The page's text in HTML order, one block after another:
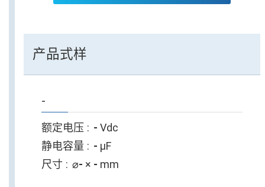
产品式样
-
额定电压 - Vdc
静电容量
- µF
尺寸
⌀- × - mm